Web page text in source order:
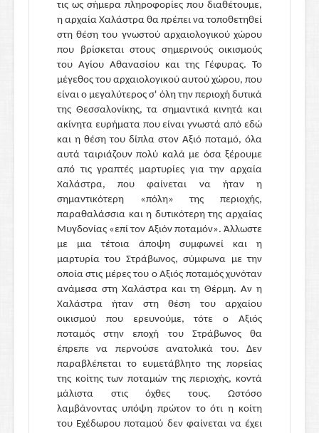
τις ως σήμερα πληροφορίες που διαθέτουμε,
η αρχαία Χαλάστρα θα πρέπει να τοποθετηθεί
στη θέση του γνωστού αρχαιολογικού χώρου
που βρίσκεται στους σημερινούς οικισμούς
του Αγίου Αθανασίου και της Γέφυρας. Το
μέγεθος του αρχαιολογικού αυτού χώρου, που
είναι ο μεγαλύτερος σ' όλη την περιοχή δυτικά
της Θεσσαλονίκης, τα σημαντικά κινητά και
ακίνητα ευρήματα που είναι γνωστά από εδώ
και η θέση του δίπλα στον Αξιό ποταμό, όλα
αυτά ταιριάζουν πολύ καλά με όσα ξέρουμε
από τις γραπτές μαρτυρίες για την αρχαία
Χαλάστρα, που φαίνεται να ήταν η
σημαντικότερη «πόλη» της περιοχής,
παραθαλάσσια και η δυτικότερη της αρχαίας
Μυγδονίας «επί τον Αξιόν ποταμόν». Άλλωστε
με μια τέτοια άποψη συμφωνεί και η
μαρτυρία του Στράβωνος, σύμφωνα με την
οποία στις μέρες του ο Αξιός ποταμός χυνόταν
ανάμεσα στη Χαλάστρα και τη Θέρμη. Αν η
Χαλάστρα ήταν στη θέση του αρχαίου
οικισμού που ερευνούμε, τότε ο Αξιός
ποταμός στην εποχή του Στράβωνος θα
έπρεπε να περνούσε ανατολικά του. Δεν
παραβλέπεται το ευμετάβλητο της πορείας
της κοίτης των ποταμών της περιοχής, κοντά
μάλιστα στις όχθες τους. Ωστόσο
λαμβάνοντας υπόψη πρώτον το ότι η κοίτη
του Εχέδωρου ποταμού δεν φαίνεται να έχει